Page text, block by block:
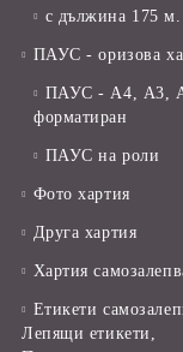
с дължина 175 м.
ПАУС - оризова
ПАУС - А4, А3,
форматиран
ПАУС на роли
Фото хартия
Друга хартия
Хартия
Етикети
Лепящи етикети,